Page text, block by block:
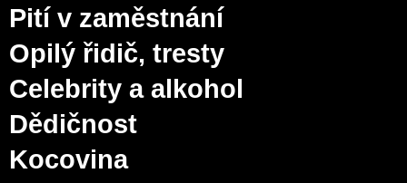
Pití v zaměstnání
Opilý řidič, tresty
Celebrity a alkohol
Dědičnost
Kocovina